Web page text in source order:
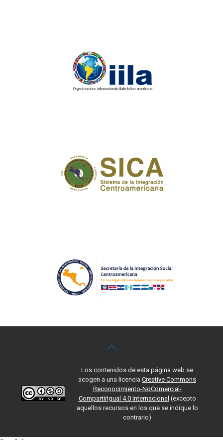
Los contenidos de esta página web se
acogen a una licencia Creative Commons
Reconocimiento-NoComercial-
CompartirIgual 4.0 Internacional (excepto
aquellos recursos en los que se indique lo
contrario)